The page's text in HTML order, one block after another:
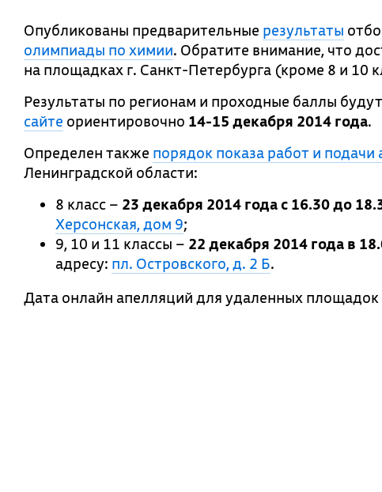
Опубликованы предварительные результаты
олимпиады по химии. Обратите внимание, что
на площадках г. Санкт-Петербурга (кроме 8 и 10
Результаты по регионам и проходные баллы
сайте ориентировочно 14-15 декабря 2014 года.
Определен также порядок показа работ и подачи
Ленинградской области:
8 класс – 23 декабря 2014 года с 16.30 до
Херсонская, дом 9;
9, 10 и 11 классы – 22 декабря 2014 года в
адресу: пл. Островского, д. 2 Б.
Дата онлайн апелляций для удаленных